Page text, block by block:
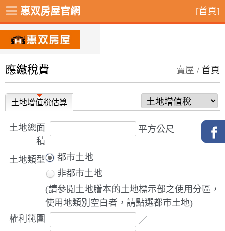
應繳稅費 賣屋 / 首頁
土地增值稅估算
土地總面
積
平方公尺
土地類型
都市土地
非都市土地
(請參閱土地謄本的土地標示部之使用分區，
使用地類別空白者，請點選都市土地)
權利範圍
／
惠双房屋官網 [首頁]